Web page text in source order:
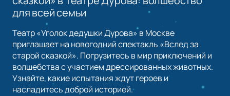
для всей семьи
Театр «Уголок дедушки Дурова» в Москве
приглашает на новогодний спектакль «Вслед за
старой сказкой». Погрузитесь в мир приключений и
волшебства с участием дрессированных животных.
Узнайте, какие испытания ждут героев и
насладитесь доброй историей.